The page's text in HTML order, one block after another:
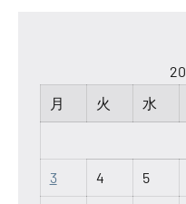
月
火 水
3 4 5